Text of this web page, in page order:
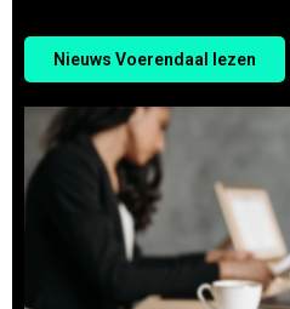
Nieuws Voerendaal lezen